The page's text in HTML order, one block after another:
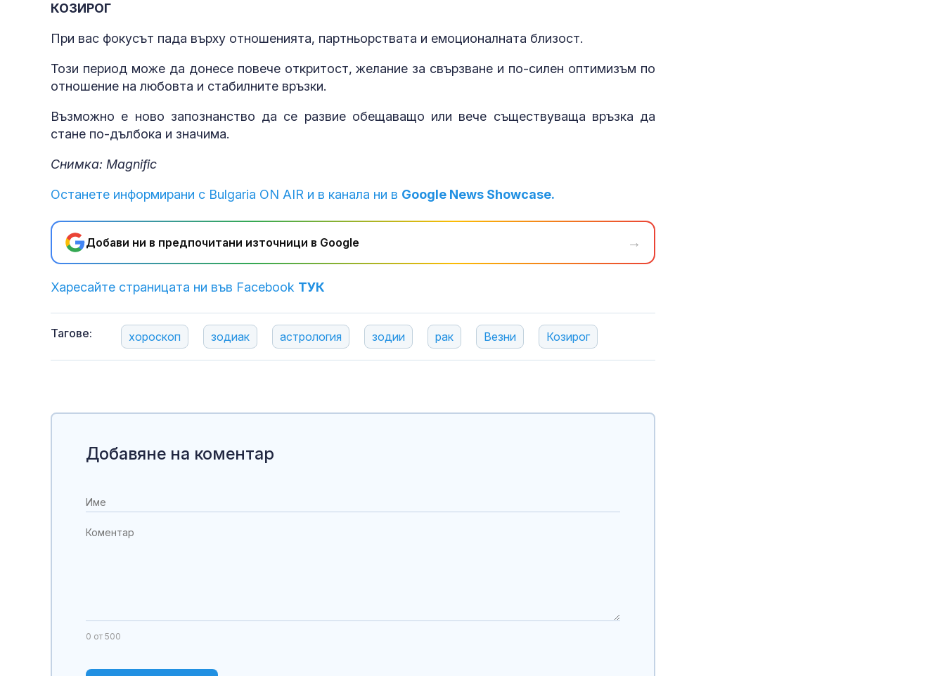
КОЗИРОГ
При вас фокусът пада върху отношенията, партньорствата и емоционалната близост.
Този период може да донесе повече откритост, желание за свързване и по-силен оптимизъм по
отношение на любовта и стабилните връзки.
Възможно е ново запознанство да се развие обещаващо или вече съществуваща връзка да
стане по-дълбока и значима.
Снимка: Magnific
Останете информирани с Bulgaria ON AIR и в канала ни в Google News Showcase.
Добави ни в предпочитани източници в Google →
Харесайте страницата ни във Facebook ТУК
Тагове: хороскоп зодиак астрология зодии рак Везни Козирог
Добавяне на коментар
0 от 500